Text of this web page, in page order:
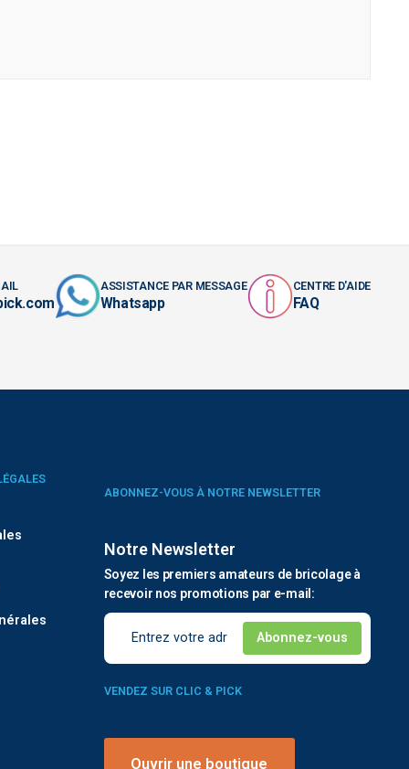
ASSISTANCE PAR MESSAGE
Whatsapp
CENTRE D'AIDE
FAQ
ABONNEZ-VOUS À NOTRE NEWSLETTER
Notre Newsletter
Soyez les premiers amateurs de bricolage à
recevoir nos promotions par e-mail:
VENDEZ SUR CLIC & PICK
Ouvrir une boutique